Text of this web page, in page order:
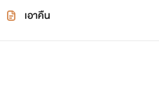
เอาคืน